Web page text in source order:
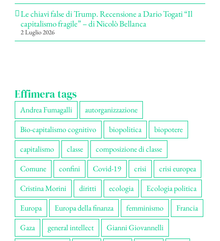
Le chiavi false di Trump. Recensione a Dario Togati “Il
capitalismo fragile” – di Nicolò Bellanca
2 Luglio 2026
Effimera tags
Andrea Fumagalli
autorganizzazione
Bio-capitalismo cognitivo
biopolitica
biopotere
capitalismo
classe
composizione di classe
Comune
confini Covid-19 crisi
crisi europea
Cristina Morini
diritti ecologia
Ecologia politica
Europa
Europa della finanza femminismo
Francia
Gaza
general intellect Gianni Giovannelli